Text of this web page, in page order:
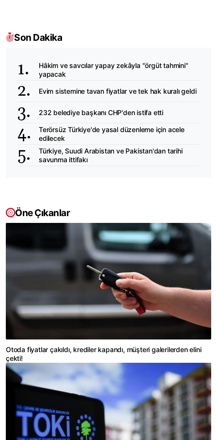
Son Dakika
Hâkim ve savcılar yapay zekâyla "örgüt tahmini"
yapacak
Evim sistemine tavan fiyatlar ve tek hak kuralı geldi
232 belediye başkanı CHP'den istifa etti
Terörsüz Türkiye'de yasal düzenleme için acele
edilecek
Türkiye, Suudi Arabistan ve Pakistan'dan tarihi
savunma ittifakı
Öne Çıkanlar
Otoda fiyatlar çakıldı, krediler kapandı, müşteri galerilerden elini
çekti!